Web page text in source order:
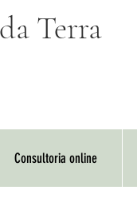
Terra
Consultoria online